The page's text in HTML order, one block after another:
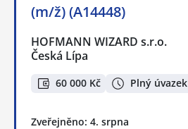
(m/ž) (A14448)
HOFMANN WIZARD s.r.o.
Česká Lípa
60 000 Kč Plný úvazek
Zveřejněno: 4. srpna